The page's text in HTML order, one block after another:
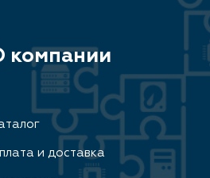
компании
и доставка